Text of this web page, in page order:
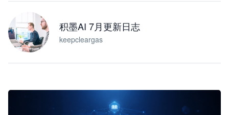
积墨AI 7月更新日志
keepcleargas